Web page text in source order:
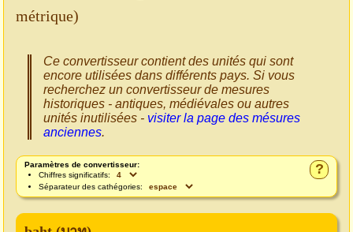
métrique)
Ce convertisseur contient des unités qui sont
encore utilisées dans différents pays. Si vous
recherchez un convertisseur de mesures
historiques - antiques, médiévales ou autres
unités inutilisées - visiter la page des mésures
anciennes.
?
Paramètres de convertisseur:
Chiffres significatifs:
Séparateur des cathégories: